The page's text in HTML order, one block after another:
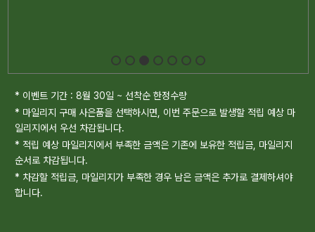
* 이벤트 기간 : 8월 30일 ~ 선착순 한정수량
* 마일리지 구매 사은품을 선택하시면, 이번 주문으로 발생할 적립 예상 마
일리지에서 우선 차감됩니다.
* 적립 예상 마일리지에서 부족한 금액은 기존에 보유한 적립금, 마일리지
순서로 차감됩니다.
* 차감할 적립금, 마일리지가 부족한 경우 남은 금액은 추가로 결제하셔야
합니다.